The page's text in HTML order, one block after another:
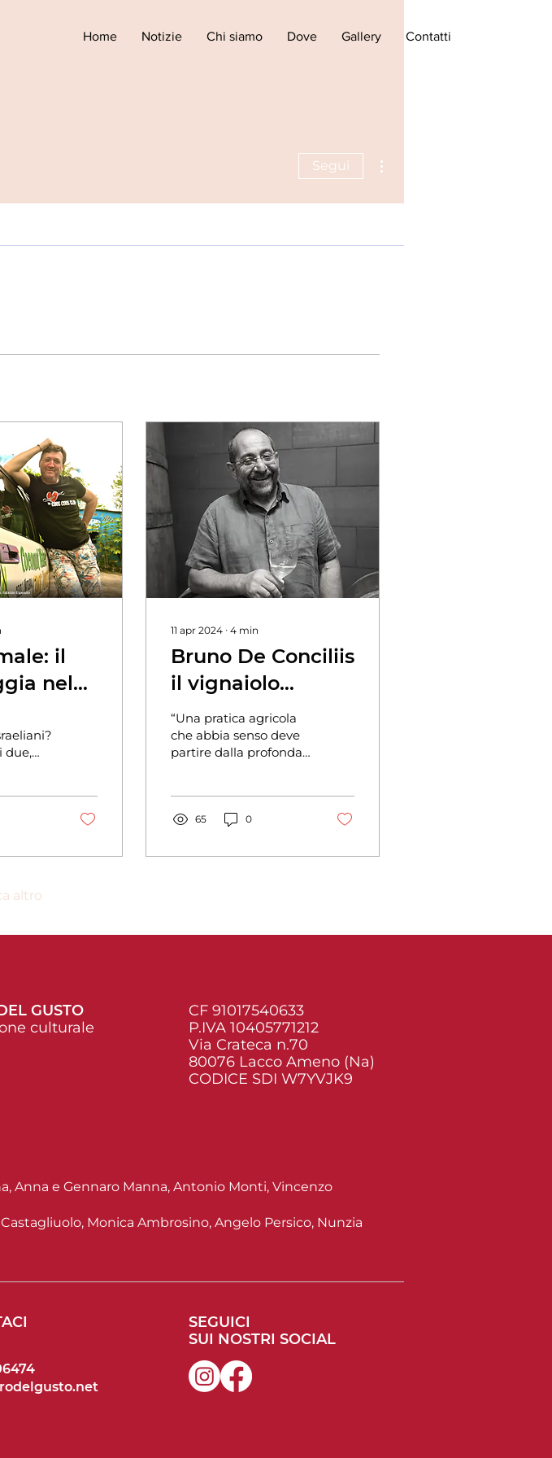
Home Notizie Chi siamo Dove Gallery Contatti
Segui
il
nel
a
due,
11 apr 2024 ∙ 4 min
Bruno De Conciliis
il vignaiolo
artigiano
“Una pratica agricola
che abbia senso deve
partire dalla profonda
detto che le...
65 0
altro
GUSTO
culturale
CF 91017540633
P.IVA 10405771212
Via Crateca n.70
80076 Lacco Ameno (Na)
CODICE SDI W7YVJK9
Anna e Gennaro Manna, Antonio Monti, Vincenzo
Monica Ambrosino, Angelo Persico, Nunzia
SEGUICI
SUI NOSTRI SOCIAL